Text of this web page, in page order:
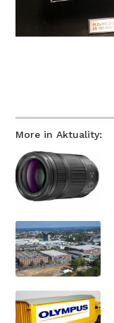
More in Aktuality: